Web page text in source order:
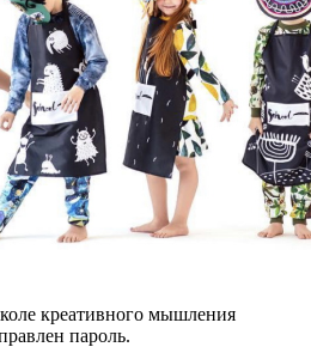
креативного мышления
пароль.